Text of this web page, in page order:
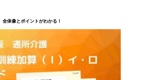
全体像とポイントがわかる！